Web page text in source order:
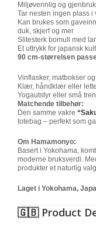
Miljøvennlig og
Tar nesten ingen plass i
Kan brukes som
duk, skjerf og mer
Slitesterk bomull med
Et uttrykk for japansk
90 cm-størrelsen
Vinflasker, matbokser
Klær, håndklær eller
Yogautstyr eller små
Matchende tilbehør:
Den samme vakre
totebag – perfekt som
Om Hamamonyo:
Basert i Yokohama,
moderne bruksverdi.
produkter et naturlig
Laget i Yokohama,
🇬🇧 Product